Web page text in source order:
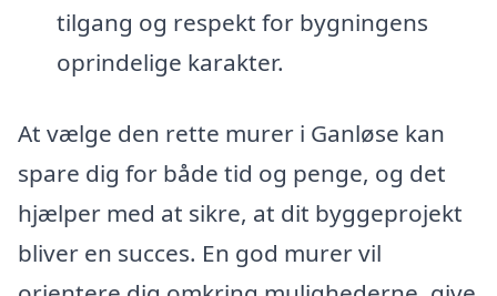
tilgang og respekt for bygningens
oprindelige karakter.
At vælge den rette murer i Ganløse kan
spare dig for både tid og penge, og det
hjælper med at sikre, at dit byggeprojekt
bliver en succes. En god murer vil